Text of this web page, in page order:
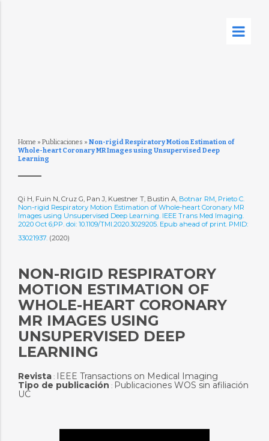
Home » Publicaciones » Non-rigid Respiratory Motion Estimation of
Whole-heart Coronary MR Images using Unsupervised Deep
Learning
Qi H, Fuin N, Cruz G, Pan J, Kuestner T, Bustin A, Botnar RM, Prieto C.
Non-rigid Respiratory Motion Estimation of Whole-heart Coronary MR
Images using Unsupervised Deep Learning. IEEE Trans Med Imaging.
2020 Oct 6;PP. doi: 10.1109/TMI.2020.3029205. Epub ahead of print. PMID:
33021937. (2020)
NON-RIGID RESPIRATORY
MOTION ESTIMATION OF
WHOLE-HEART CORONARY
MR IMAGES USING
UNSUPERVISED DEEP
LEARNING
Revista: IEEE Transactions on Medical Imaging
Tipo de publicación : Publicaciones WOS sin afiliación
UC